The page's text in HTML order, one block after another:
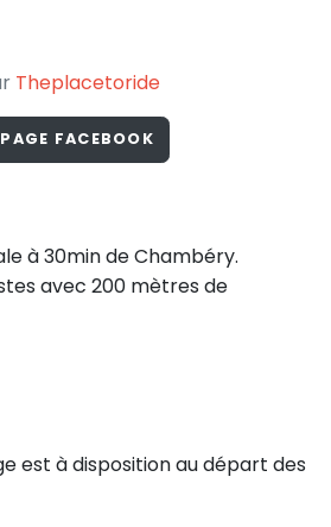
Theplacetoride
PAGE FACEBOOK
à 30min de Chambéry.
avec 200 mètres de
est à disposition au départ des